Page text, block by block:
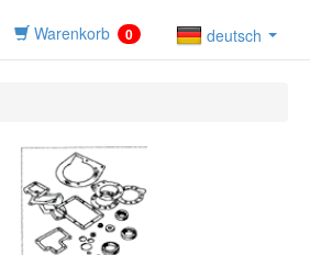
Warenkorb 0 deutsch